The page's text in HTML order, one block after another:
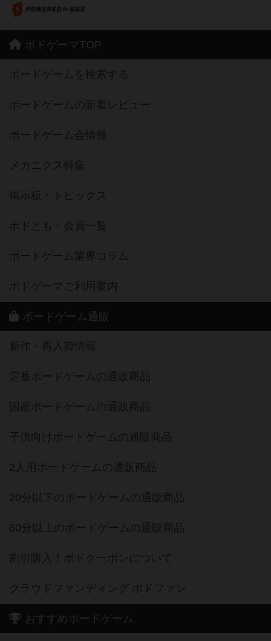
ボドゲーマTOP
ボードゲームを検索する
ボードゲームの新着レビュー
ボードゲーム会情報
メカニクス特集
掲示板・トピックス
ボドとも・会員一覧
ボードゲーム業界コラム
ボドゲーマご利用案内
ボードゲーム通販
新作・再入荷情報
定番ボードゲームの通販商品
国産ボードゲームの通販商品
子供向けボードゲームの通販商品
2人用ボードゲームの通販商品
20分以下のボードゲームの通販商品
60分以上のボードゲームの通販商品
割引購入！ボドクーポンについて
クラウドファンディング ボドファン
おすすめボードゲーム